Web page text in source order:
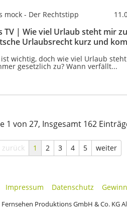
mock - Der Rechtstipp
TV | Wie viel Urlaub steht mir
Urlaubsrecht kurz und
wichtig, doch wie viel Urlaub
gesetzlich zu? Wann verfällt...
1 von 27, Insgesamt 162
zurück 1 2 3 4 5 weiter
Impressum Datenschutz
Produktions GmbH & Co. KG